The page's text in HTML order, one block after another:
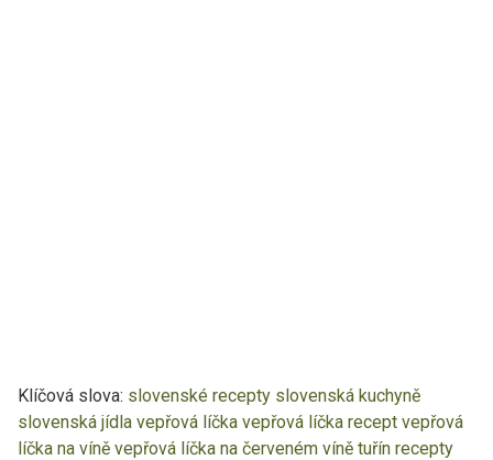
Klíčová slova: slovenské recepty slovenská kuchyně
slovenská jídla vepřová líčka vepřová líčka recept vepřová
líčka na víně vepřová líčka na červeném víně tuřín recepty